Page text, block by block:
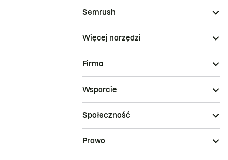
Semrush
Więcej narzędzi
Firma
Wsparcie
Społeczność
Prawo